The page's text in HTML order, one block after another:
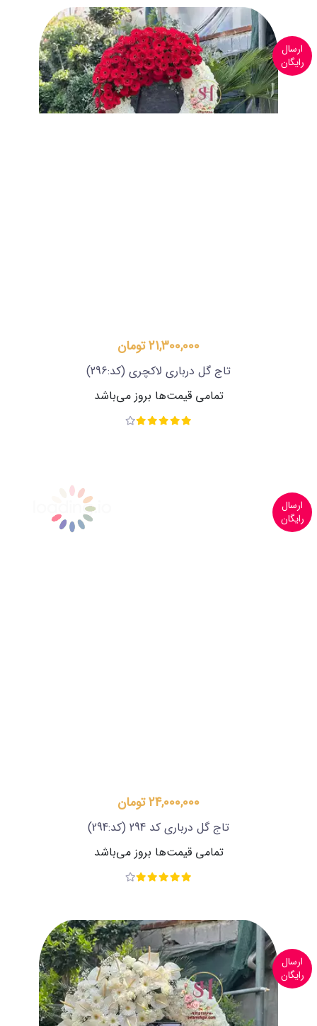
ارسال
رایگان
21,300,000 تومان
تاج گل درباری لاکچری (کد:296)
تمامی قیمت‌ها بروز می‌باشد
ارسال
رایگان
24,000,000 تومان
تاج گل درباری کد 294
(کد:294)
تمامی قیمت‌ها بروز می‌باشد
ارسال
رایگان